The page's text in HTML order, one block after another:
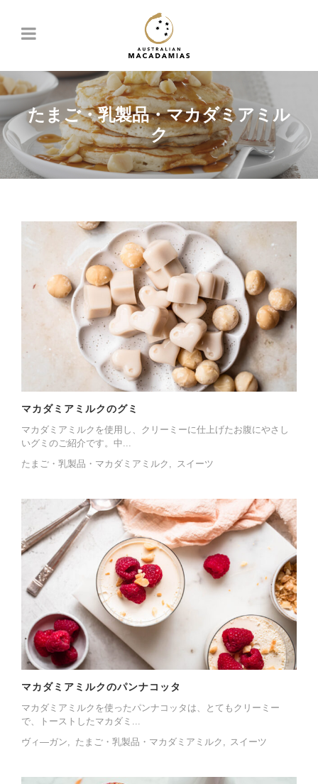
たまご・乳製品・マカダミアミル
ク
マカダミアミルクのグミ
マカダミアミルクを使用し、クリーミーに仕上げたお腹にやさし
いグミのご紹介です。中...
たまご・乳製品・マカダミアミルク
スイーツ
マカダミアミルクのパンナコッタ
マカダミアミルクを使ったパンナコッタは、とてもクリーミー
で、トーストしたマカダミ...
ヴィ―ガン
たまご・乳製品・マカダミアミルク スイーツ